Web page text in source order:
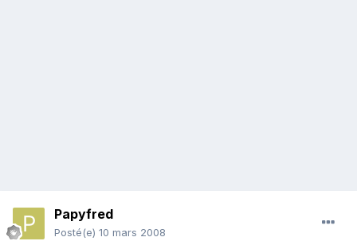
Papyfred
Posté(e) 10 mars 2008